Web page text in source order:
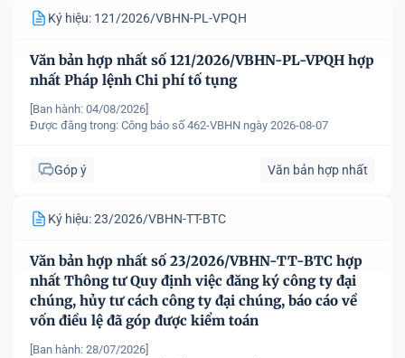
Ký hiệu: 121/2026/VBHN-PL-VPQH
Văn bản hợp nhất số 121/2026/VBHN-PL-VPQH hợp
nhất Pháp lệnh Chi phí tố tụng
[Ban hành: 04/08/2026]
Được đăng trong: Công báo số 462-VBHN ngày 2026-08-07
Góp ý Văn bản hợp nhất
Ký hiệu: 23/2026/VBHN-TT-BTC
Văn bản hợp nhất số 23/2026/VBHN-TT-BTC hợp
nhất Thông tư Quy định việc đăng ký công ty đại
chúng, hủy tư cách công ty đại chúng, báo cáo về
vốn điều lệ đã góp được kiểm toán
[Ban hành: 28/07/2026]